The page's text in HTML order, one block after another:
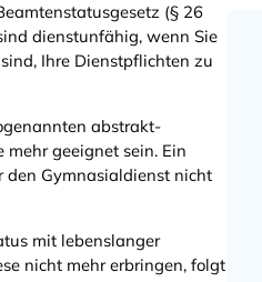
(§ 26
dienstunfähig, wenn Sie
Ihre Dienstpflichten zu
abstrakt-
geeignet sein. Ein
den Gymnasialdienst nicht
mit lebenslanger
nicht mehr erbringen, folgt